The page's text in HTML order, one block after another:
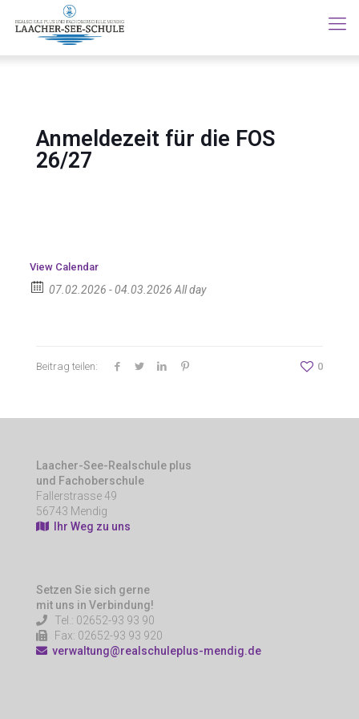
Anmeldezeit für die FOS
26/27
View Calendar
07.02.2026 - 04.03.2026 All day
Beitrag teilen: 0
Laacher-See-Realschule plus
und Fachoberschule
Fallerstrasse 49
56743 Mendig
Ihr Weg zu uns
Setzen Sie sich gerne
mit uns in Verbindung!
Tel.: 02652-93 93 90
Fax: 02652-93 93 920
verwaltung@realschuleplus-mendig.de